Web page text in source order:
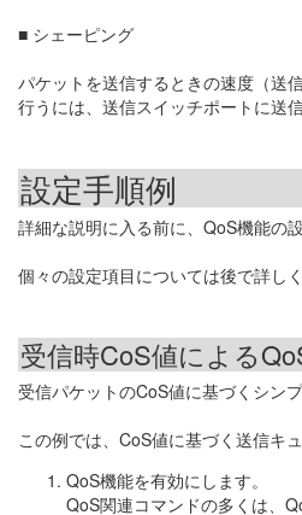
■ シェーピング
パケットを送信するときの速度（送
行うには、送信スイッチポートに送
設定手順例
詳細な説明に入る前に、QoS機能の
個々の設定項目については後で詳し
受信時CoS値による
受信パケットのCoS値に基づくシン
この例では、CoS値に基づく送信キ
QoS機能を有効にします。
QoS関連コマンドの多くは、